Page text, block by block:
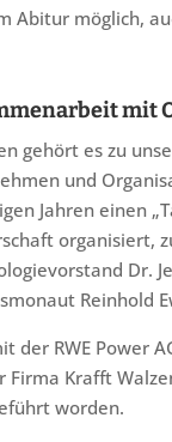
Abitur möglich,
mit
gehört es zu
und
Jahren einen
organisiert,
Dr.
Reinhold
der RWE Power
Firma Krafft
worden.